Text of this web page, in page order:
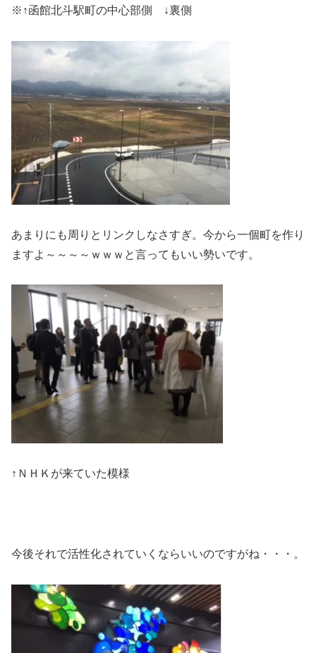
※↑函館北斗駅町の中心部側 ↓裏側
あまりにも周りとリンクしなさすぎ。今から一個町を作り
ますよ～～～～ｗｗｗと言ってもいい勢いです。
↑ＮＨＫが来ていた模様
今後それで活性化されていくならいいのですがね・・・。